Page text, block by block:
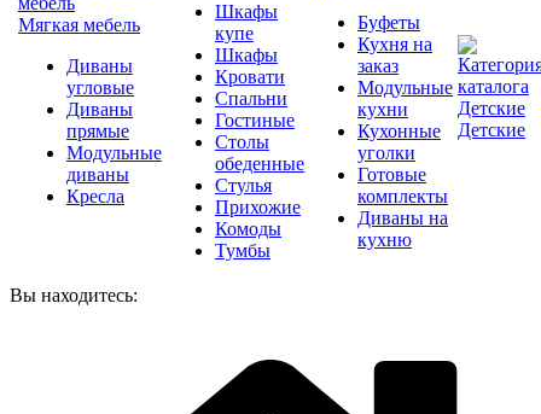
Мягкая мебель
Диваны
угловые
Диваны
прямые
Модульные
диваны
Кресла
Шкафы
купе
Шкафы
Кровати
Спальни
Гостиные
Столы
обеденные
Стулья
Прихожие
Комоды
Тумбы
Буфеты
Кухня на
заказ
Модульные
кухни
Кухонные
уголки
Готовые
комплекты
Диваны на
кухню
Детские
Вы находитесь: